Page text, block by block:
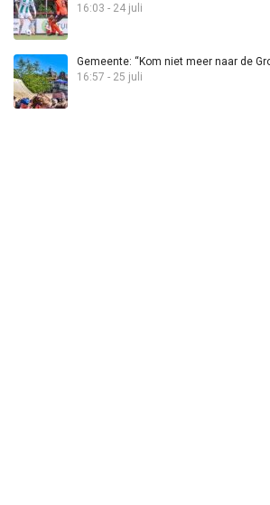
16:03 - 24 juli
Gemeente: “Kom niet meer naar de
16:57 - 25 juli